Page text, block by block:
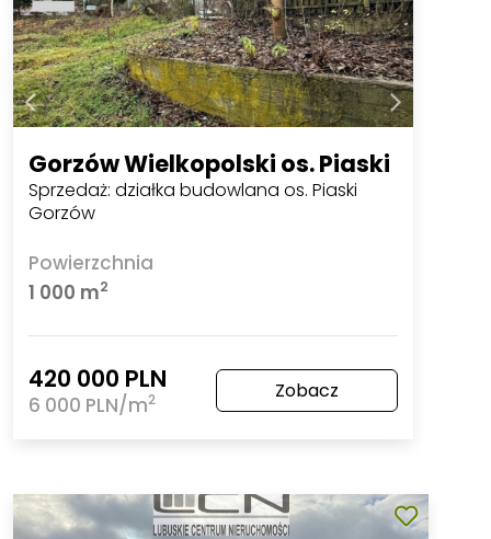
Gorzów Wielkopolski os. Piaski
Sprzedaż: działka budowlana os. Piaski
Gorzów
Powierzchnia
1 000 m2
420 000 PLN
6 000 PLN/m2 Zobacz